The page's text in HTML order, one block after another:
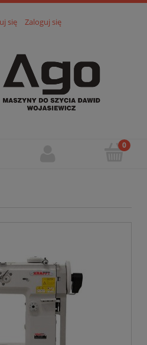
się Zaloguj się